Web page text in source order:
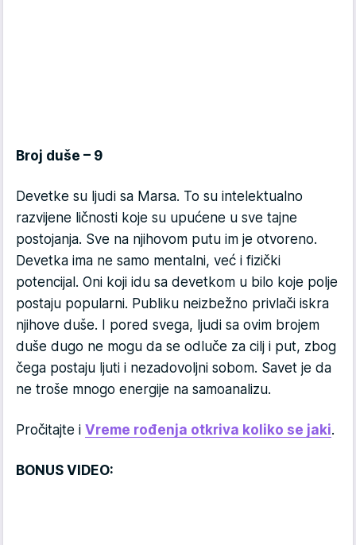
Broj duše – 9
Devetke su ljudi sa Marsa. To su intelektualno
razvijene ličnosti koje su upućene u sve tajne
postojanja. Sve na njihovom putu im je otvoreno.
Devetka ima ne samo mentalni, već i fizički
potencijal. Oni koji idu sa devetkom u bilo koje polje
postaju popularni. Publiku neizbežno privlači iskra
njihove duše. I pored svega, ljudi sa ovim brojem
duše dugo ne mogu da se odluče za cilj i put, zbog
čega postaju ljuti i nezadovoljni sobom. Savet je da
ne troše mnogo energije na samoanalizu.
Pročitajte i Vreme rođenja otkriva koliko se jaki.
BONUS VIDEO: